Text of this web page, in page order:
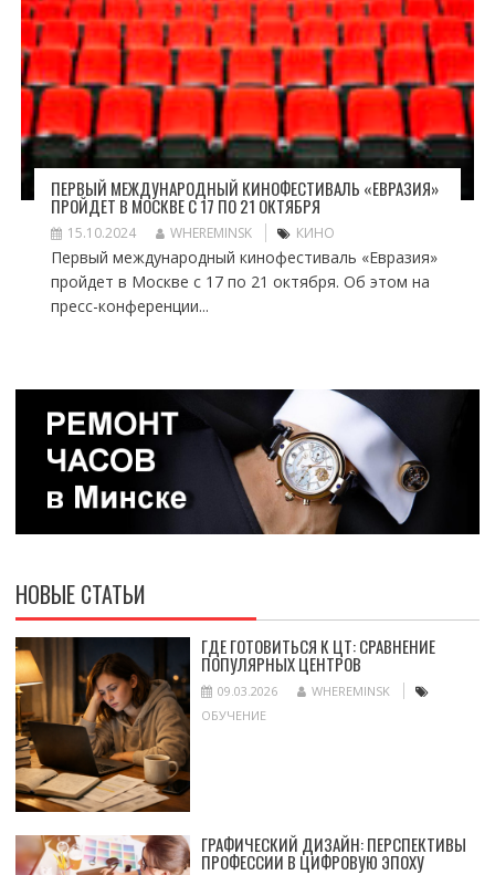
ПЕРВЫЙ МЕЖДУНАРОДНЫЙ КИНОФЕСТИВАЛЬ «ЕВРАЗИЯ»
ПРОЙДЕТ В МОСКВЕ С 17 ПО 21 ОКТЯБРЯ
15.10.2024 WHEREMINSK КИНО
Первый международный кинофестиваль «Евразия»
пройдет в Москве с 17 по 21 октября. Об этом на
пресс-конференции...
НОВЫЕ СТАТЬИ
ГДЕ ГОТОВИТЬСЯ К ЦТ: СРАВНЕНИЕ
ПОПУЛЯРНЫХ ЦЕНТРОВ
09.03.2026
WHEREMINSK
ОБУЧЕНИЕ
ГРАФИЧЕСКИЙ ДИЗАЙН: ПЕРСПЕКТИВЫ
ПРОФЕССИИ В ЦИФРОВУЮ ЭПОХУ